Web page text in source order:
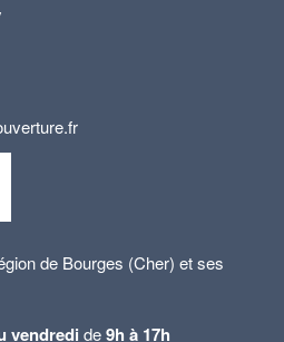
de Bourges (Cher) et ses
vendredi de9h à 17h